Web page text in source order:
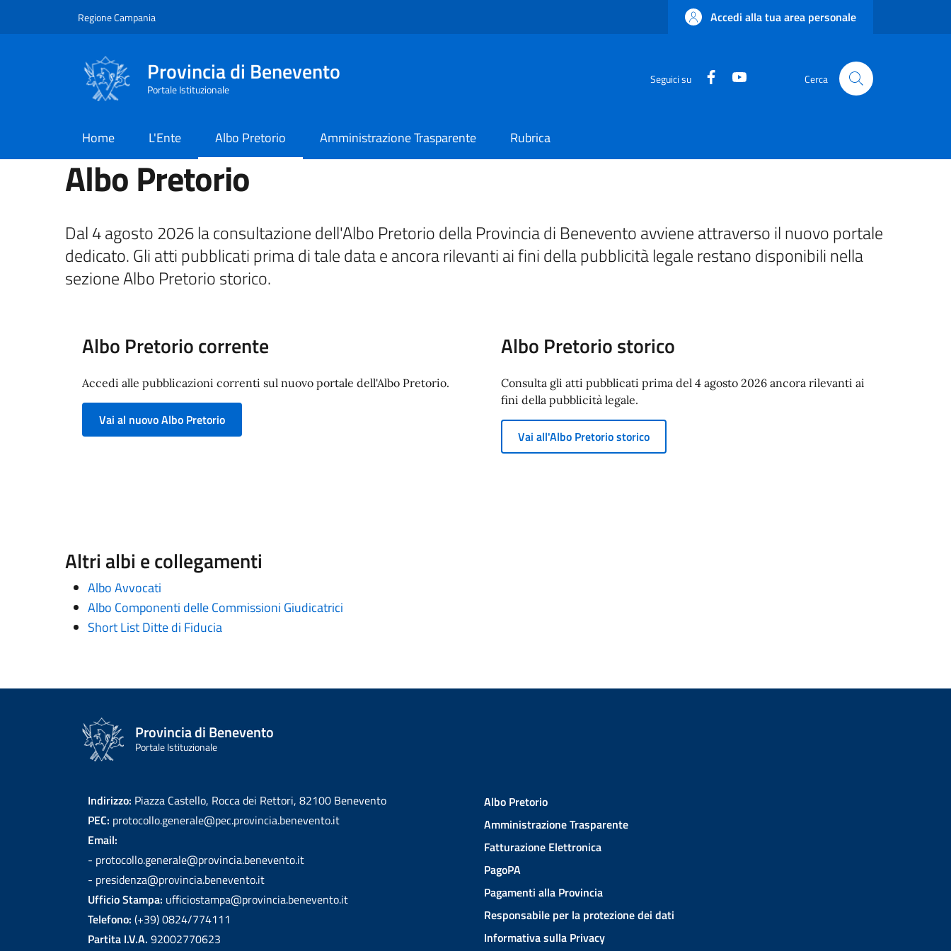
Regione Campania Accedi alla tua area personale
Provincia di Benevento
Portale Istituzionale
Seguici su Facebook Cerca
Home L'Ente Albo Pretorio Amministrazione Trasparente Rubrica
Albo Pretorio
Dal 4 agosto 2026 la consultazione dell'Albo Pretorio della Provincia di Benevento avviene attraverso il nuovo portale
dedicato. Gli atti pubblicati prima di tale data e ancora rilevanti ai fini della pubblicità legale restano disponibili nella
sezione Albo Pretorio storico.
Albo Pretorio corrente
Accedi alle pubblicazioni correnti sul nuovo portale dell'Albo Pretorio.
Vai al nuovo Albo Pretorio
Albo Pretorio storico
Consulta gli atti pubblicati prima del 4 agosto 2026 ancora rilevanti ai
fini della pubblicità legale.
Vai all'Albo Pretorio storico
Altri albi e collegamenti
Albo Avvocati
Albo Componenti delle Commissioni Giudicatrici
Short List Ditte di Fiducia
Provincia di Benevento
Portale Istituzionale
Indirizzo: Piazza Castello, Rocca dei Rettori, 82100 Benevento
PEC: protocollo.generale@pec.provincia.benevento.it
Email:
- protocollo.generale@provincia.benevento.it
- presidenza@provincia.benevento.it
Ufficio Stampa: ufficiostampa@provincia.benevento.it
Telefono: (+39) 0824/774111
Partita I.V.A. 92002770623
Albo Pretorio
Amministrazione Trasparente
Fatturazione Elettronica
PagoPA
Pagamenti alla Provincia
Responsabile per la protezione dei dati
Informativa sulla Privacy